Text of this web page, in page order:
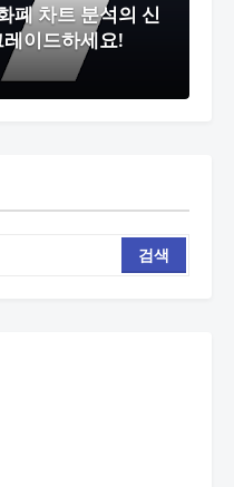
폐 차트 분석의 신
이드하세요!